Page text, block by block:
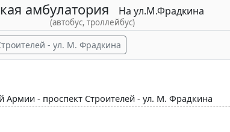
амбулатория На ул.М.Фрадкина
(автобус, троллейбус)
- ул. М. Фрадкина
Армии - проспект Строителей - ул. М. Фрадкина